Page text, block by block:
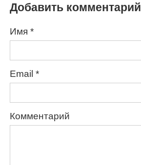
Добавить комментарий
Имя *
Email *
Комментарий